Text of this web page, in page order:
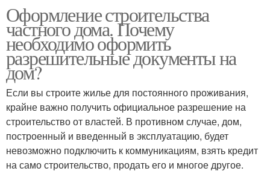
Оформление строительства
частного дома. Почему
необходимо оформить
разрешительные документы на
дом?
Если вы строите жилье для постоянного проживания,
крайне важно получить официальное разрешение на
строительство от властей. В противном случае, дом,
построенный и введенный в эксплуатацию, будет
невозможно подключить к коммуникациям, взять кредит
на само строительство, продать его и многое другое.